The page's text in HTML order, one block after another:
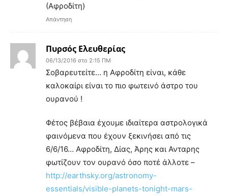
(Αφροδίτη)
Απάντηση
Πυρσός Ελευθερίας
06/13/2016 στο 2:15 ΠΜ
Σοβαρευτείτε… η Αφροδίτη είναι, κάθε
καλοκαίρι είναι το πιο φωτεινό άστρο του
ουρανού !
Φέτος βέβαια έχουμε ιδιαίτερα αστρολογικά
φαινόμενα που έχουν ξεκινήσει από τις
6/6/16… Αφροδίτη, Δίας, Άρης και Ανταρης
φωτίζουν τον ουρανό όσο ποτέ άλλοτε –
http://earthsky.org/astronomy-
essentials/visible-planets-tonight-mars-